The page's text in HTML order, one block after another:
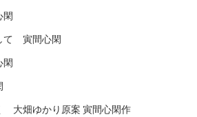
て 寅間心閑
大畑ゆかり原案 寅間心閑作